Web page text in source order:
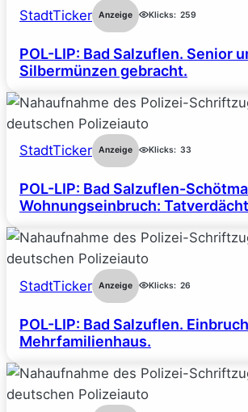
StadtTicker Anzeige Klicks: 259
POL-LIP: Bad Salzuflen. Senior
Silbermünzen gebracht.
StadtTicker Anzeige Klicks: 33
POL-LIP: Bad Salzuflen-
Wohnungseinbruch:
StadtTicker Anzeige Klicks: 26
POL-LIP: Bad Salzuflen.
Mehrfamilienhaus.